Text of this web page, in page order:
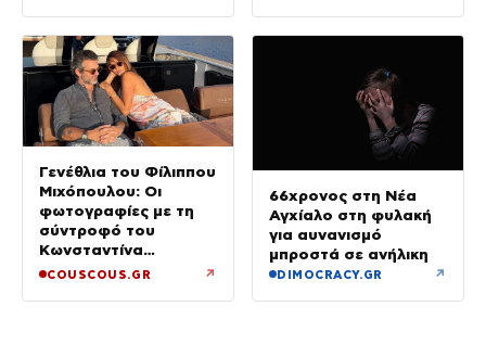
Γενέθλια του Φίλιππου
Μιχόπουλου: Οι
φωτογραφίες με τη
σύντροφό του
Κωνσταντίνα
Ευρυπίδου και το
COUSCOUS.GR ↗
66χρονος στη Νέα
Αγχίαλο στη φυλακή
για αυνανισμό
μπροστά σε ανήλικη
DIMOCRACY.GR ↗